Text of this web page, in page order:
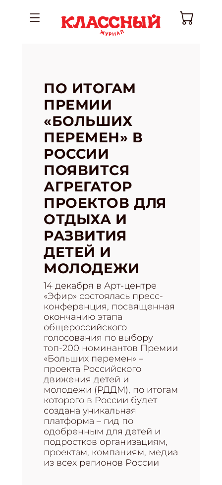
ПО ИТОГАМ
ПРЕМИИ
«БОЛЬШИХ
ПЕРЕМЕН» В
РОССИИ
ПОЯВИТСЯ
АГРЕГАТОР
ПРОЕКТОВ ДЛЯ
ОТДЫХА И
РАЗВИТИЯ
ДЕТЕЙ И
МОЛОДЕЖИ
14 декабря в Арт-центре
«Эфир» состоялась пресс-
конференция, посвященная
окончанию этапа
общероссийского
голосования по выбору
топ-200 номинантов Премии
«Больших перемен» –
проекта Российского
движения детей и
молодежи (РДДМ), по итогам
которого в России будет
создана уникальная
платформа – гид по
одобренным для детей и
подростков организациям,
проектам, компаниям, медиа
из всех регионов России